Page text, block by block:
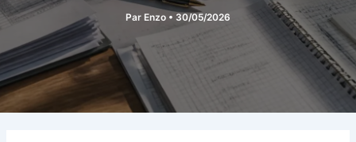
Par Enzo • 30/05/2026